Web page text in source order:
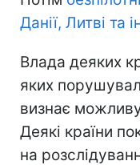
Данії, Литві та
Влада деяких
яких
визнає
Деякі країни
на